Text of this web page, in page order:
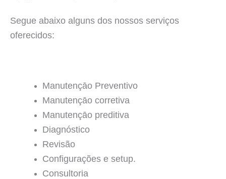
Segue abaixo alguns dos nossos serviços
oferecidos:
Manutençāo Preventivo
Manutençāo corretiva
Manutençāo preditiva
Diagnóstico
Revisão
Configurações e setup.
Consultoria